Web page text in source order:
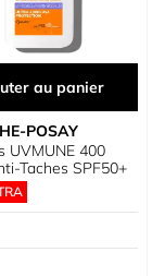
au panier
POSAY
UVMUNE 400
Taches SPF50+